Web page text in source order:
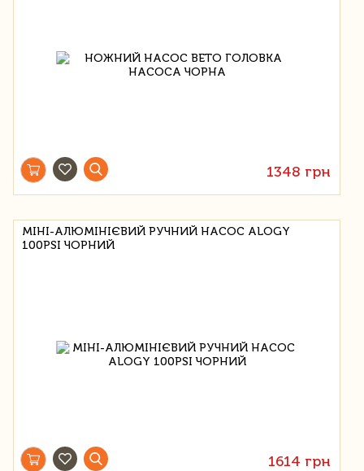
1348 грн
МІНІ-АЛЮМІНІЄВИЙ РУЧНИЙ НАСОС ALOGY
100PSI ЧОРНИЙ
1614 грн